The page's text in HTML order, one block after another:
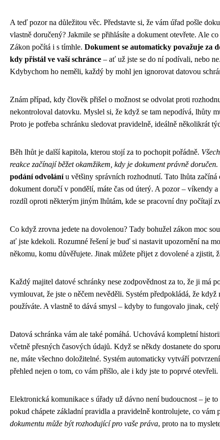
A teď pozor na důležitou věc. Představte si, že vám úřad pošle
vlastně doručený? Jakmile se přihlásíte a dokument otevřete. Ale
Zákon počítá i s tímhle. Dokument se automaticky považuje za
kdy přistál ve vaší schránce – ať už jste se do ní podívali, nebo
Kdybychom ho neměli, každý by mohl jen ignorovat datovou
Znám případ, kdy člověk přišel o možnost se odvolat proti
nekontroloval datovku. Myslel si, že když se tam nepodívá, lhůty
Proto je potřeba schránku sledovat pravidelně, ideálně několikrát
Běh lhůt je další kapitola, kterou stojí za to pochopit pořádně.
reakce začínají běžet okamžikem, kdy je dokument právně doručen.
podání odvoláníu většiny správních rozhodnutí. Tato lhůta
dokument doručí v pondělí, máte čas od úterý. A pozor – víkendy
rozdíl oproti některým jiným lhůtám, kde se pracovní dny počítají
Co když zrovna jedete na dovolenou? Tady bohužel zákon moc
ať jste kdekoli. Rozumné řešení je buď si nastavit upozornění na
někomu, komu důvěřujete. Jinak můžete přijet z dovolené a zjistit,
Každý majitel datové schránky nese zodpovědnost za to, že ji má
vymlouvat, že jste o něčem nevěděli. Systém předpokládá, že
používáte. A vlastně to dává smysl – kdyby to fungovalo jinak,
Datová schránka vám ale také pomáhá. Uchovává kompletní
včetně přesných časových údajů. Když se někdy dostanete do
ne, máte všechno doložitelné. Systém automaticky vytváří
přehled nejen o tom, co vám přišlo, ale i kdy jste to poprvé otevřeli.
Elektronická komunikace s úřady už dávno není budoucnost – je
pokud chápete základní pravidla a pravidelně kontrolujete, co vám
dokumentu může být rozhodující pro vaše práva, proto na to